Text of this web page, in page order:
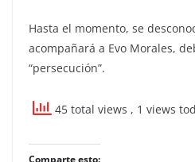
Hasta el momento, se
acompañará a Evo Morales,
“persecución”.
45 total views , 1 views
Comparte esto: